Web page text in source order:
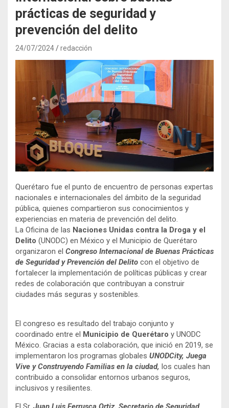
prácticas de seguridad y
prevención del delito
24/07/2024 redacción
Querétaro fue el punto de encuentro de personas expertas
nacionales e internacionales del ámbito de la seguridad
pública, quienes compartieron sus conocimientos y
experiencias en materia de prevención del delito.
La Oficina de las Naciones Unidas contra la Droga y el
Delito (UNODC) en México y el Municipio de Querétaro
organizaron el Congreso Internacional de Buenas Prácticas
de Seguridad y Prevención del Delito con el objetivo de
fortalecer la implementación de políticas públicas y crear
redes de colaboración que contribuyan a construir
ciudades más seguras y sostenibles.
El congreso es resultado del trabajo conjunto y
coordinado entre el Municipio de Querétaro y UNODC
México. Gracias a esta colaboración, que inició en 2019, se
implementaron los programas globales UNODCity, Juega
Vive y Construyendo Familias en la ciudad, los cuales han
contribuido a consolidar entornos urbanos seguros,
inclusivos y resilientes.